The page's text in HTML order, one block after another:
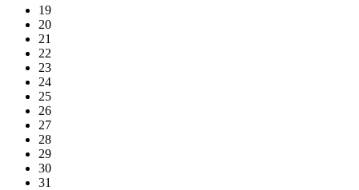
19
20
21
22
23
24
25
26
27
28
29
30
31